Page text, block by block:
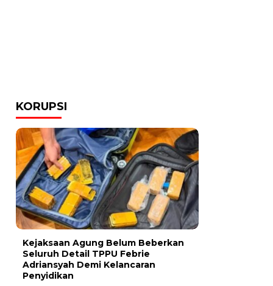
KORUPSI
Kejaksaan Agung Belum Beberkan
Seluruh Detail TPPU Febrie
Adriansyah Demi Kelancaran
Penyidikan